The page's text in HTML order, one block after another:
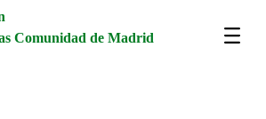
Comunidad de Madrid